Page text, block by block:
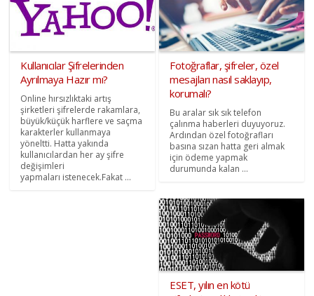
Kullanıcılar Şifrelerinden
Ayrılmaya Hazır mı?
Online hırsızlıktaki artış
şirketleri şifrelerde rakamlara,
büyük/küçük harflere ve saçma
karakterler kullanmaya
yöneltti. Hatta yakında
kullanıcılardan her ay şifre
değişimleri
yapmaları istenecek.Fakat ...
Fotoğraflar, şifreler, özel
mesajları nasıl saklayıp,
korumalı?
Bu aralar sık sık telefon
çalınma haberleri duyuyoruz.
Ardından özel fotoğrafları
basına sızan hatta geri almak
için ödeme yapmak
durumunda kalan ...
ESET, yılın en kötü